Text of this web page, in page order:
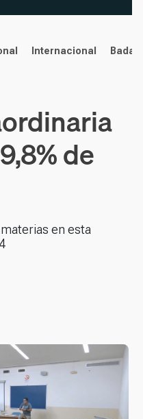
Internacional
de
en esta